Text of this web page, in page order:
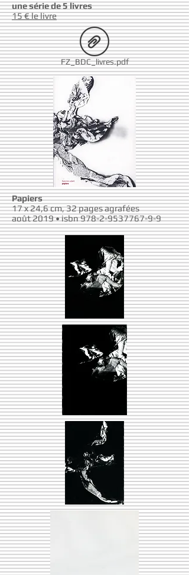
une série de 5 livres
15 € le livre
FZ_BDC_livres.pdf
Papiers
17 x 24,6 cm, 32 pages agrafées
août 2019 • isbn978-2-9537767-9-9